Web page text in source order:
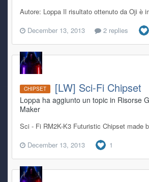
Autore: Loppa Il risultato ottenuto da Oji è
December 13, 2013
2 replies
CHIPSET [LW] Sci-Fi Chipset
Loppa ha aggiunto un topic in Risorse
Maker
Sci - Fi RM2K-K3 Futuristic Chipset made
December 13, 2013
1